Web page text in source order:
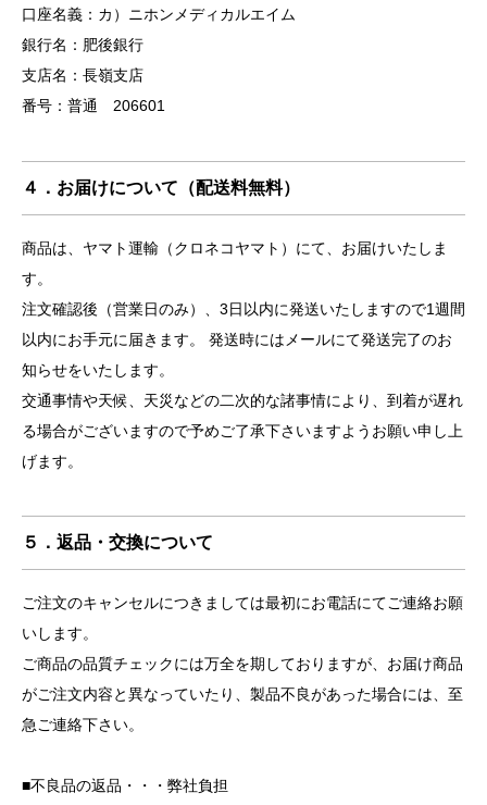
口座名義：カ）ニホンメディカルエイム
銀行名：肥後銀行
支店名：長嶺支店
番号：普通 206601
４．お届けについて（配送料無料）
商品は、ヤマト運輸（クロネコヤマト）にて、お届けいたしま
す。
注文確認後（営業日のみ）、3日以内に発送いたしますので1週間
以内にお手元に届きます。 発送時にはメールにて発送完了のお
知らせをいたします。
交通事情や天候、天災などの二次的な諸事情により、到着が遅れ
る場合がございますので予めご了承下さいますようお願い申し上
げます。
５．返品・交換について
ご注文のキャンセルにつきましては最初にお電話にてご連絡お願
いします。
ご商品の品質チェックには万全を期しておりますが、お届け商品
がご注文内容と異なっていたり、製品不良があった場合には、至
急ご連絡下さい。
■不良品の返品・・・弊社負担